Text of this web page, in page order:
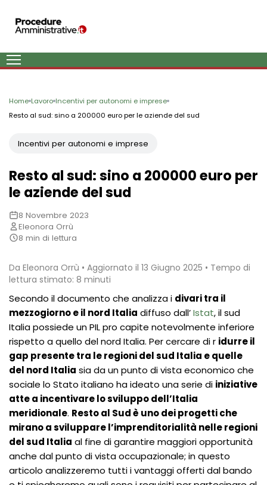
Home Lavoro Incentivi per autonomi e imprese
Resto al sud: sino a 200000 euro per le aziende del sud
Incentivi per autonomi e imprese
Resto al sud: sino a 200000 euro per
le aziende del sud
8 Novembre 2023
Eleonora Orrù
8 min di lettura
Da Eleonora Orrù • Aggiornato il 13 Giugno 2025 • Tempo di
lettura stimato: 8 minuti
Secondo il documento che analizza i divari tra il
mezzogiorno e il nord Italia diffuso dall’Istat, il sud
Italia possiede un PIL pro capite notevolmente inferiore
rispetto a quello del nord Italia. Per cercare di r idurre il
gap presente tra le regioni del sud Italia e quelle
del nord Italia sia da un punto di vista economico che
sociale lo Stato italiano ha ideato una serie di iniziative
atte a incentivare lo sviluppo dell’Italia
meridionale. Resto al Sud è uno dei progetti che
mirano a sviluppare l’imprenditorialità nelle regioni
del sud Italia al fine di garantire maggiori opportunità
anche dal punto di vista occupazionale; in questo
articolo analizzeremo tutti i vantaggi offerti dal bando